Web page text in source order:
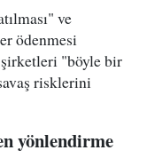
ve
ödenmesi
"böyle bir
risklerini
yönlendirme